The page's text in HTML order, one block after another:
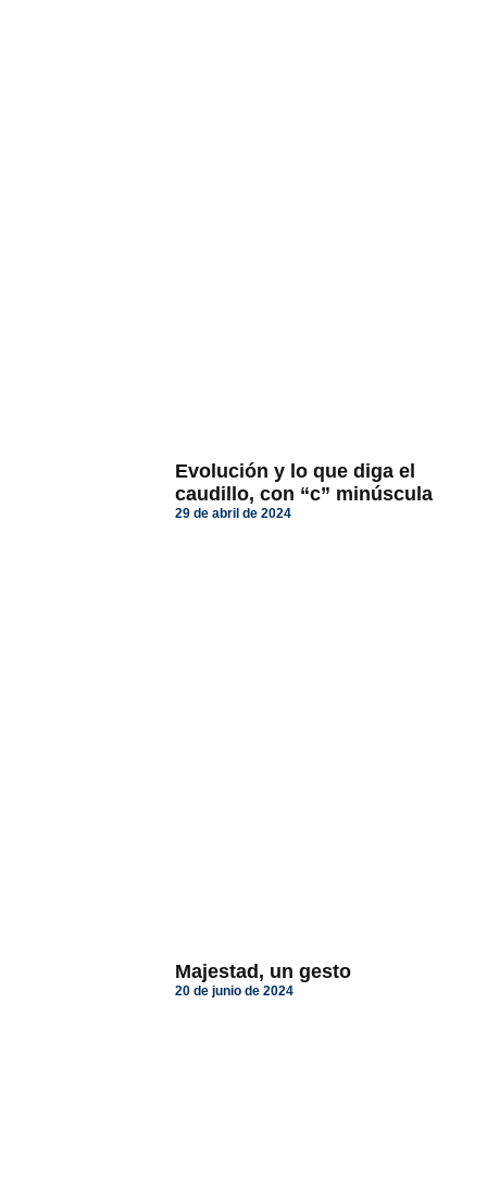
Evolución y lo que diga el
caudillo, con “c” minúscula
29 de abril de 2024
Majestad, un gesto
20 de junio de 2024